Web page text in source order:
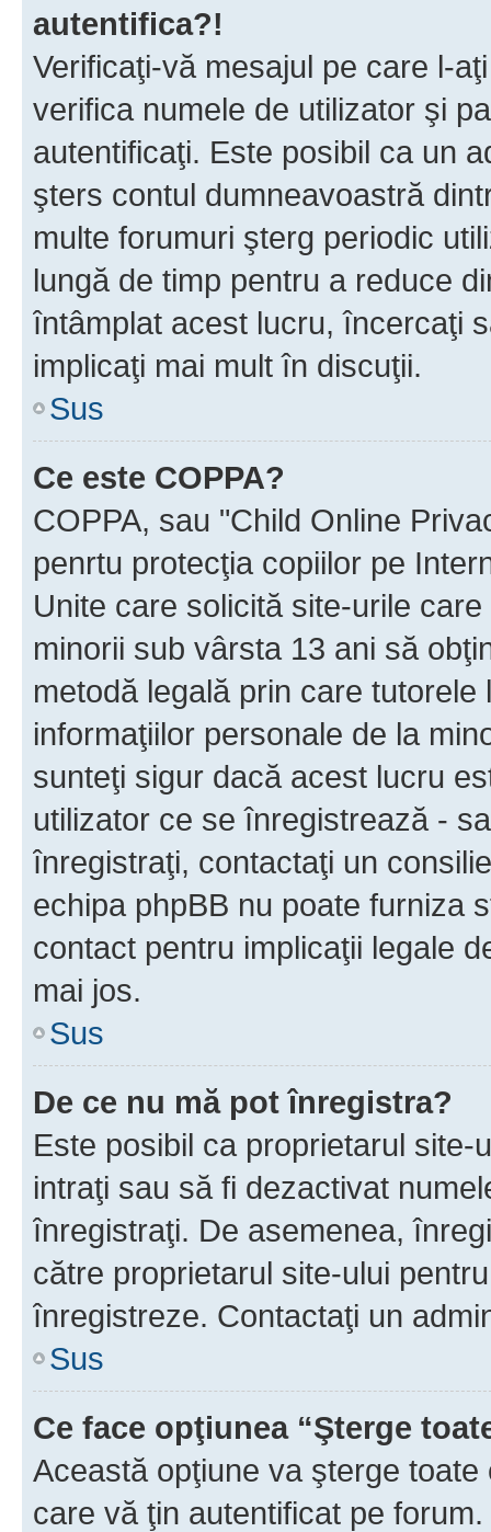
autentifica?!
Verificaţi-vă mesajul pe care l-
verifica numele de utilizator şi
autentificaţi. Este posibil ca un
şters contul dumneavoastră
multe forumuri şterg periodic
lungă de timp pentru a reduce
întâmplat acest lucru, încercaţi
implicaţi mai mult în discuţii.
Sus
Ce este COPPA?
COPPA, sau "Child Online
penrtu protecţia copiilor pe
Unite care solicită site-urile
minorii sub vârsta 13 ani să
metodă legală prin care
informaţiilor personale de la
sunteţi sigur dacă acest lucru
utilizator ce se înregistrează -
înregistraţi, contactaţi un
echipa phpBB nu poate furniza
contact pentru implicaţii legale
mai jos.
Sus
De ce nu mă pot înregistra?
Este posibil ca proprietarul
intraţi sau să fi dezactivat
înregistraţi. De asemenea,
către proprietarul site-ului
înregistreze. Contactaţi un
Sus
Ce face opţiunea “Şterge
Această opţiune va şterge
care vă ţin autentificat pe